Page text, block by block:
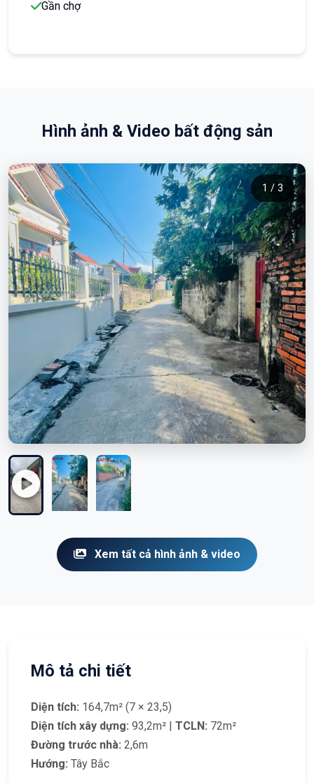
Gần chợ
Hình ảnh & Video bất động sản
1 / 3
Xem tất cả hình ảnh & video
Mô tả chi tiết
Diện tích: 164,7m² (7 × 23,5)
Diện tích xây dựng: 93,2m² | TCLN: 72m²
Đường trước nhà: 2,6m
Hướng: Tây Bắc